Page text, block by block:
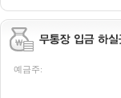
예금주: